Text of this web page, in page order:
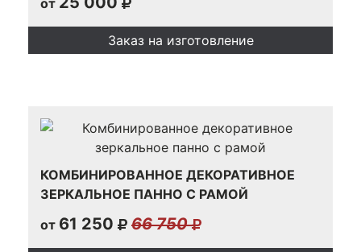
Заказ на изготовление
КОМБИНИРОВАННОЕ ДЕКОРАТИВНОЕ
ЗЕРКАЛЬНОЕ ПАННО С РАМОЙ
от 61 250 66 750